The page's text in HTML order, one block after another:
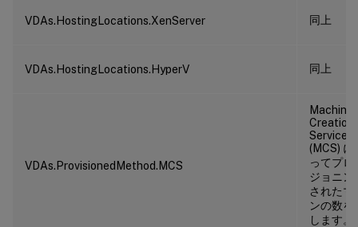
VDAs.HostingLocations.XenServer 同上
VDAs.HostingLocations.HyperV 同上
VDAs.ProvisionedMethod.MCS
Machine
Creation
Service
(MCS) に
ってプロ
ジョニン
されたマ
ンの数を
します。